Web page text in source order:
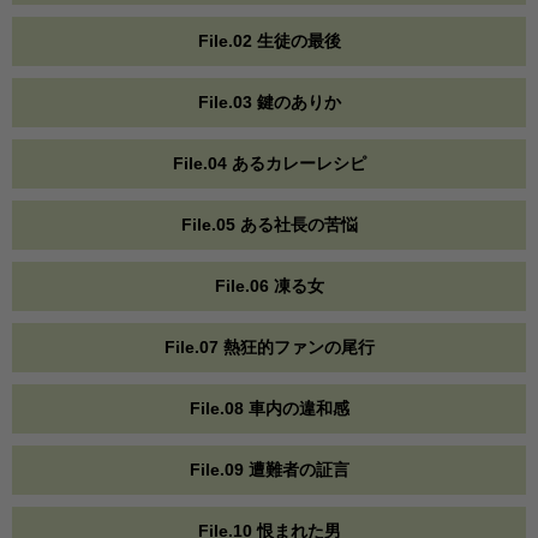
File.02 生徒の最後
File.03 鍵のありか
File.04 あるカレーレシピ
File.05 ある社長の苦悩
File.06 凍る女
File.07 熱狂的ファンの尾行
File.08 車内の違和感
File.09 遭難者の証言
File.10 恨まれた男